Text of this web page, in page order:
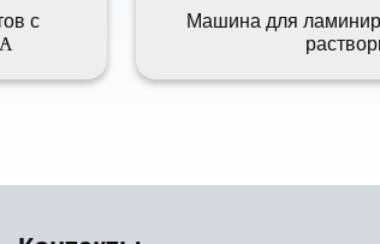
с
Машина для